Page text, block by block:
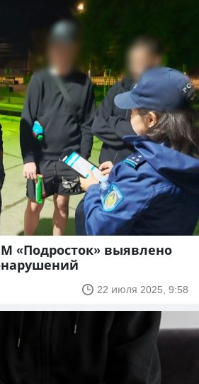
«Подросток» выявлено
22 июля 2025, 9:58